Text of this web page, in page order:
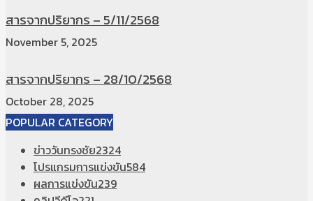
สารจากปริยากร – 5/11/2568
November 5, 2025
สารจากปริยากร – 28/10/2568
October 28, 2025
POPULAR CATEGORY
ข่าววันทรงชัย2324
โปรแกรมการแข่งขัน584
ผลการแข่งขัน239